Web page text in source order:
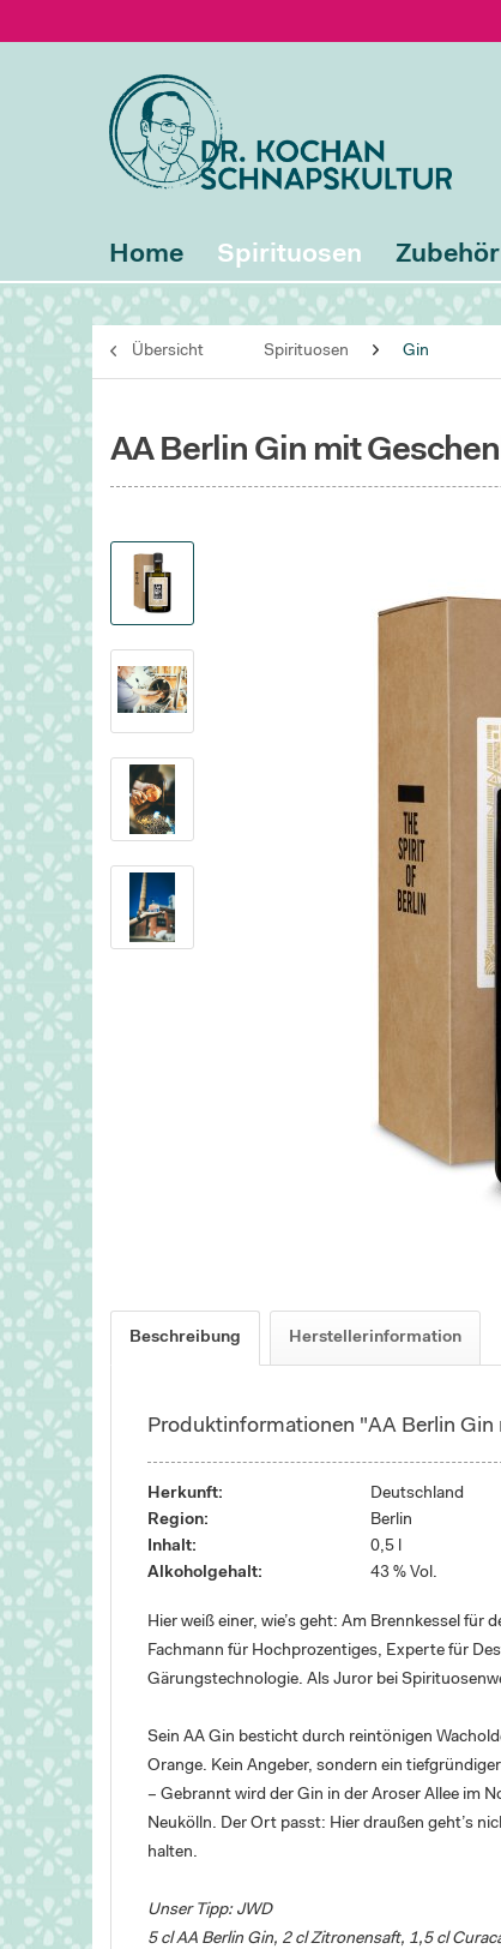
Home Spirituosen Zubehör
Übersicht Spirituosen Gin
AA Berlin Gin mit
Beschreibung Herstellerinformation
Produktinformationen "AA Berlin
Herkunft:
Deutschland
Region:
Berlin
Inhalt:
0,5 l
Alkoholgehalt:
43 % Vol.
Hier weiß einer, wie’s geht: Am Brennkessel
Fachmann für Hochprozentiges, Experte für
Gärungstechnologie. Als Juror bei
Sein AA Gin besticht durch reintönigen
Orange. Kein Angeber, sondern ein
– Gebrannt wird der Gin in der Aroser Allee im
Neukölln. Der Ort passt: Hier draußen geht’s
halten.
Unser Tipp: JWD
5 cl AA Berlin Gin, 2 cl Zitronensaft, 1,5 cl